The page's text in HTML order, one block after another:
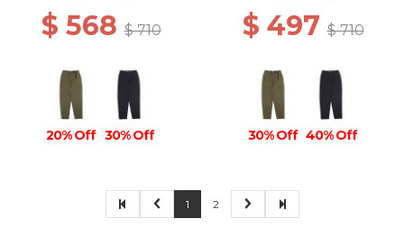
$ 568$ 710
20% Off 30% Off
$ 497$ 710
30% Off 40% Off
1 2